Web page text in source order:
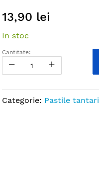
13,90 lei
In stoc
Cantitate:
Categorie: Pastile tantari